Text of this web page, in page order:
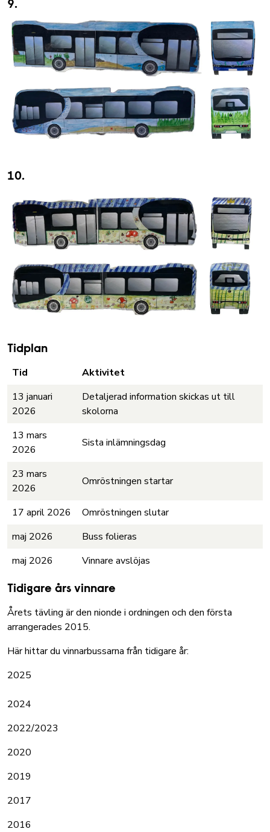
9.
10.
Tidplan
Tid
Aktivitet
13 januari
2026
Detaljerad information skickas ut till
skolorna
13 mars
2026
Sista inlämningsdag
23 mars
2026
Omröstningen startar
17 april 2026
Omröstningen slutar
maj 2026
Buss folieras
maj 2026
Vinnare avslöjas
Tidigare års vinnare
Årets tävling är den nionde i ordningen och den första
arrangerades 2015.
Här hittar du vinnarbussarna från tidigare år:
2025
2024
2022/2023
2020
2019
2017
2016